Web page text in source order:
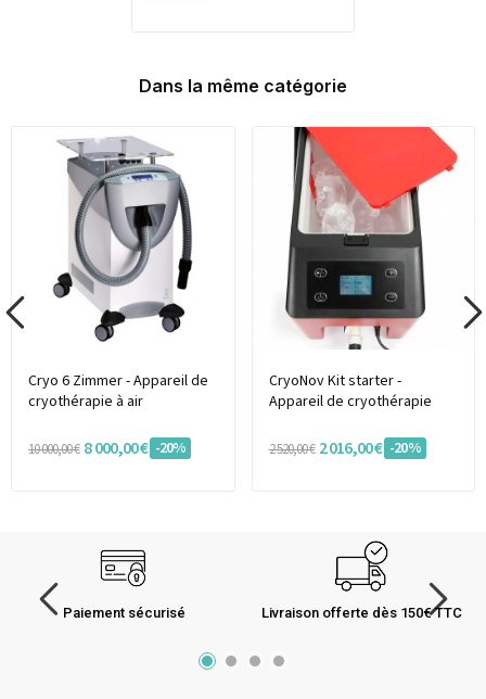
Dans la même catégorie
Cryo 6 Zimmer - Appareil de
cryothérapie à air
10 000,00 € 8 000,00 € -20%
CryoNov Kit starter -
Appareil de cryothérapie
2 520,00 € 2 016,00 € -20%
Paiement sécurisé Livraison offerte dès 150€ TTC